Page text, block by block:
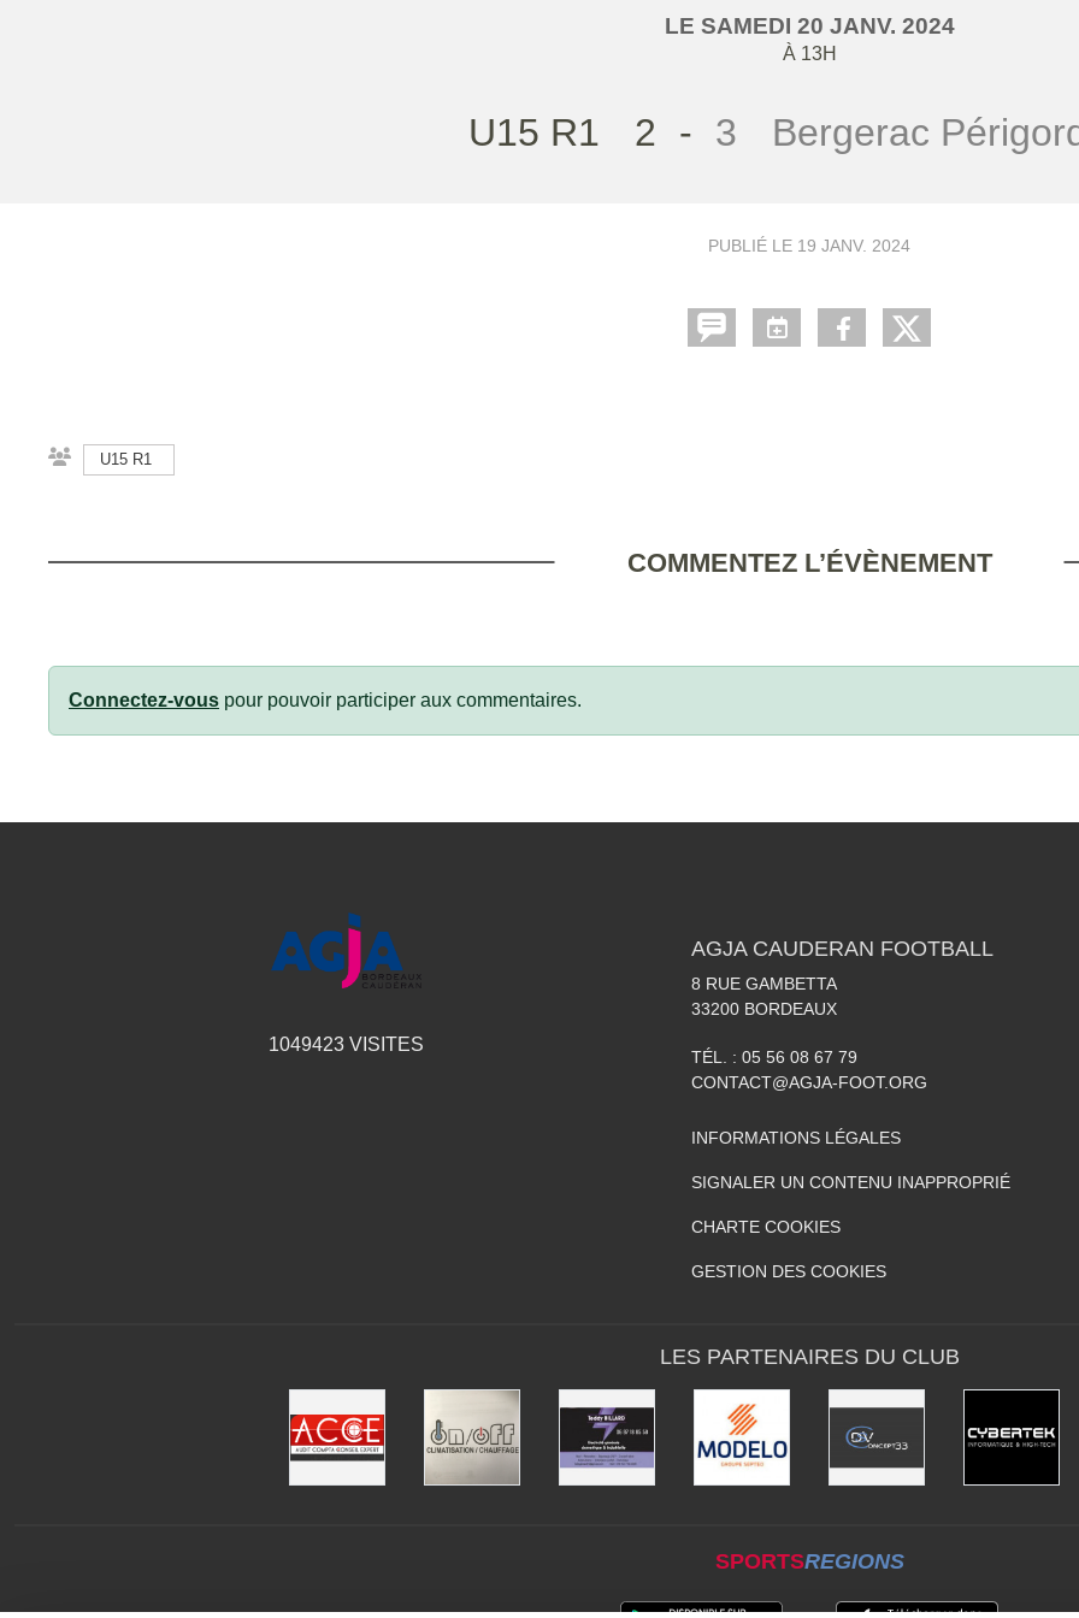
LE SAMEDI 20 JANV. 2024
À 13H
U15 R1 2 - 3 Bergerac
PUBLIÉ LE 19 JANV. 2024
U15 R1
COMMENTEZ L’ÉVÈNEMENT
Connectez-vous pour pouvoir participer aux commentaires.
1049423VISITES
AGJA CAUDERAN FOOTBALL
8 RUE GAMBETTA
33200 BORDEAUX
TÉL. : 05 56 08 67 79
CONTACT@AGJA-FOOT.ORG
INFORMATIONS LÉGALES
SIGNALER UN CONTENU INAPPROPRIÉ
CHARTE COOKIES
GESTION DES COOKIES
LES PARTENAIRES DU CLUB
SPORTSREGIONS